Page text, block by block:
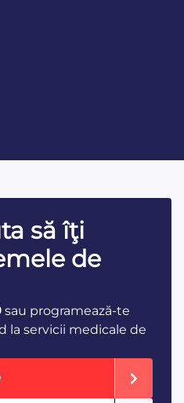
să îţi
de
sau programează-te
la servicii medicale de